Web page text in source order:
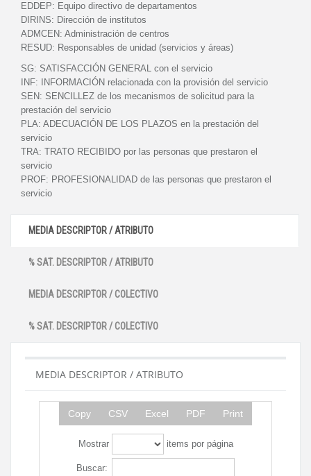
EDDEP: Equipo directivo de departamentos
DIRINS: Dirección de institutos
ADMCEN: Administración de centros
RESUD: Responsables de unidad (servicios y áreas)
SG: SATISFACCIÓN GENERAL con el servicio
INF:
INFORMACIÓN relacionada con la provisión del servicio
SEN: SENCILLEZ de los mecanismos de solicitud para la
prestación del servicio
PLA: ADECUACIÓN DE LOS PLAZOS en la prestación del
servicio
TRA: TRATO RECIBIDO por las personas que prestaron el
servicio
PROF: PROFESIONALIDAD de las personas que prestaron el
servicio
MEDIA DESCRIPTOR / ATRIBUTO
% SAT. DESCRIPTOR / ATRIBUTO
MEDIA DESCRIPTOR / COLECTIVO
% SAT. DESCRIPTOR / COLECTIVO
MEDIA DESCRIPTOR / ATRIBUTO
Copy CSV Excel PDF Print
Mostrar items por página
Buscar: